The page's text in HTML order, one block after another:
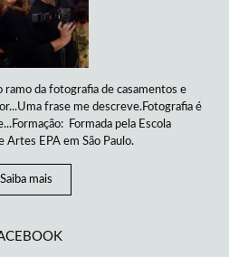
ramo da fotografia de casamentos e
frase me descreve.Fotografia é
Formada pela Escola
Artes EPA em São Paulo.
Saiba mais